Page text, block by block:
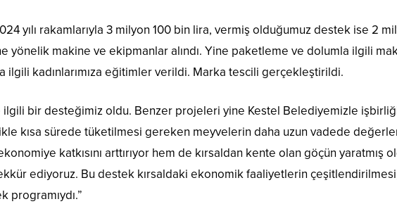
yılı rakamlarıyla 3 milyon 100 bin lira, vermiş olduğumuz destek ise 2
yönelik makine ve ekipmanlar alındı. Yine paketleme ve dolumla ilgili
ilgili kadınlarımıza eğitimler verildi. Marka tescili gerçekleştirildi.
ilgili bir desteğimiz oldu. Benzer projeleri yine Kestel Belediyemizle
kısa sürede tüketilmesi gereken meyvelerin daha uzun vadede
katkısını arttırıyor hem de kırsaldan kente olan göçün
ediyoruz. Bu destek kırsaldaki ekonomik faaliyetlerin
programıydı.”